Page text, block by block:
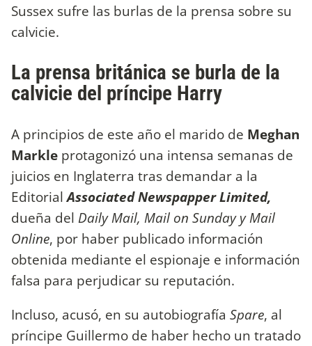
Sussex sufre las burlas de la prensa sobre su
calvicie.
La prensa británica se burla de la
calvicie del príncipe Harry
A principios de este año el marido de Meghan
Markle protagonizó una intensa semanas de
juicios en Inglaterra tras demandar a la
EditorialAssociated Newspapper Limited,
dueña del Daily Mail, Mail on Sunday y Mail
Online, por haber publicado información
obtenida mediante el espionaje e información
falsa para perjudicar su reputación.
Incluso, acusó, en su autobiografía Spare, al
príncipe Guillermo de haber hecho un tratado